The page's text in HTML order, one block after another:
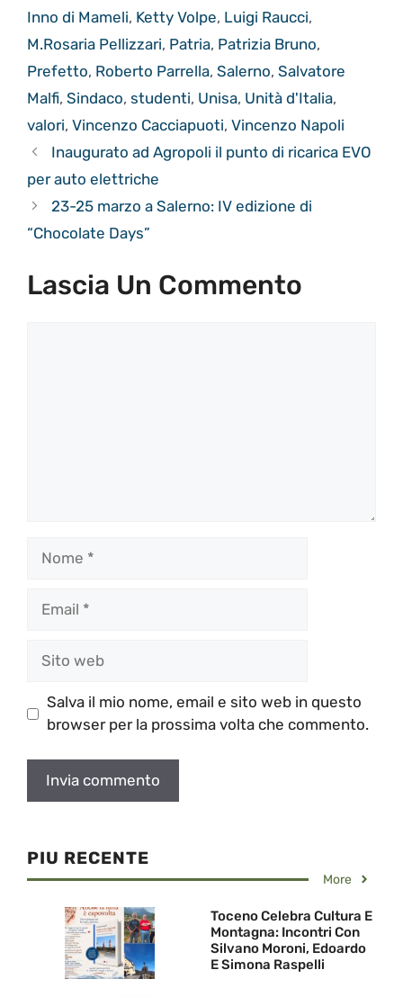
Inno di Mameli, Ketty Volpe, Luigi Raucci,
M.Rosaria Pellizzari, Patria, Patrizia Bruno,
Prefetto, Roberto Parrella, Salerno, Salvatore
Malfi, Sindaco, studenti, Unisa, Unità d'Italia,
valori, Vincenzo Cacciapuoti, Vincenzo Napoli
Inaugurato ad Agropoli il punto di ricarica EVO
per auto elettriche
23-25 marzo a Salerno: IV edizione di
“Chocolate Days”
Lascia Un Commento
Salva il mio nome, email e sito web in questo
browser per la prossima volta che commento.
PIU RECENTE
More
Toceno Celebra Cultura E
Montagna: Incontri Con
Silvano Moroni, Edoardo
E Simona Raspelli